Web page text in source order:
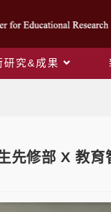
研究&成果
先修部 X 教育